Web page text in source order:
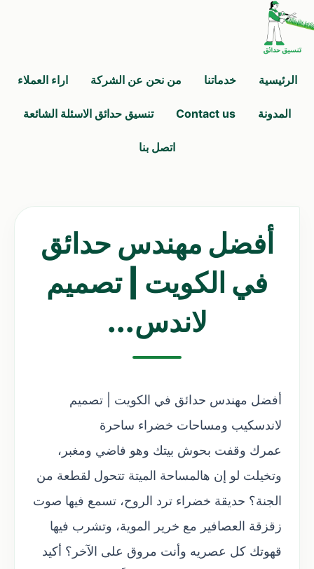
الرئيسية خدماتنا من نحن عن الشركة اراء العملاء
المدونة Contact us تنسيق حدائق الاسئلة الشائعة
اتصل بنا
أفضل مهندس حدائق
في الكويت | تصميم
لاندس...
أفضل مهندس حدائق في الكويت | تصميم
لاندسكيب ومساحات خضراء ساحرة
عمرك وقفت بحوش بيتك وهو فاضي ومغبر،
وتخيلت لو إن هالمساحة الميتة تتحول لقطعة من
الجنة؟ حديقة خضراء ترد الروح، تسمع فيها صوت
زقزقة العصافير مع خرير الموية، وتشرب فيها
قهوتك كل عصريه وأنت مروق على الآخر؟ أكيد